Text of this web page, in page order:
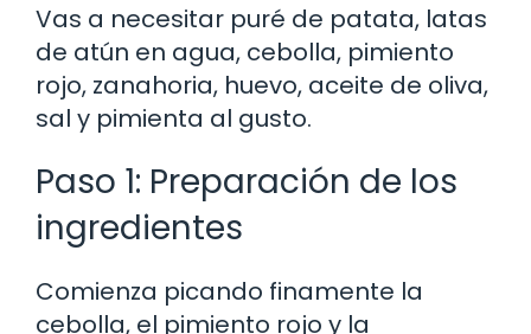
Vas a necesitar puré de patata, latas
de atún en agua, cebolla, pimiento
rojo, zanahoria, huevo, aceite de oliva,
sal y pimienta al gusto.
Paso 1: Preparación de los
ingredientes
Comienza picando finamente la
cebolla, el pimiento rojo y la